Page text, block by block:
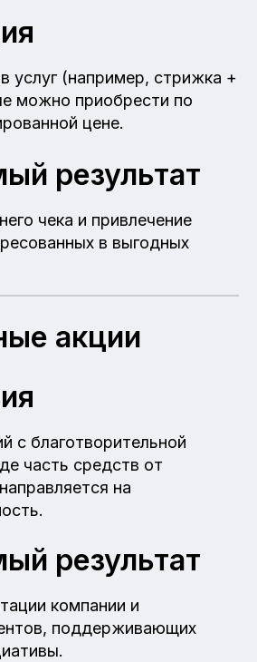
услуг (например, стрижка +
можно приобрести по
цене.
результат
чека и привлечение
в выгодных
акции
с благотворительной
часть средств от
на
результат
компании и
поддерживающих